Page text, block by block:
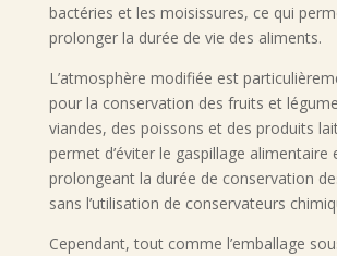
bactéries et les moisissures, ce qui
prolonger la durée de vie des aliments.
L’atmosphère modifiée est
pour la conservation des fruits et
viandes, des poissons et des produits
permet d’éviter le gaspillage alimentaire
prolongeant la durée de conservation
sans l’utilisation de conservateurs
Cependant, tout comme l’emballage